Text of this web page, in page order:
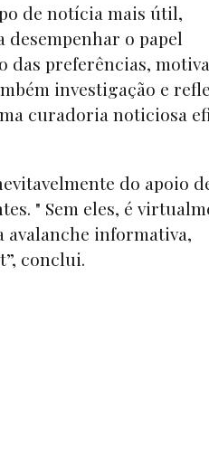
de notícia mais útil,
desempenhar o papel
preferências,
investigação e
curadoria noticiosa
do apoio
" Sem eles, é
informativa,
conclui.